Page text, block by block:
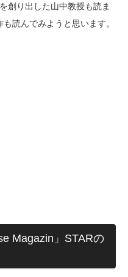
創り出した山中教授も読ま
読んでみようと思います。
Magazin」STARの